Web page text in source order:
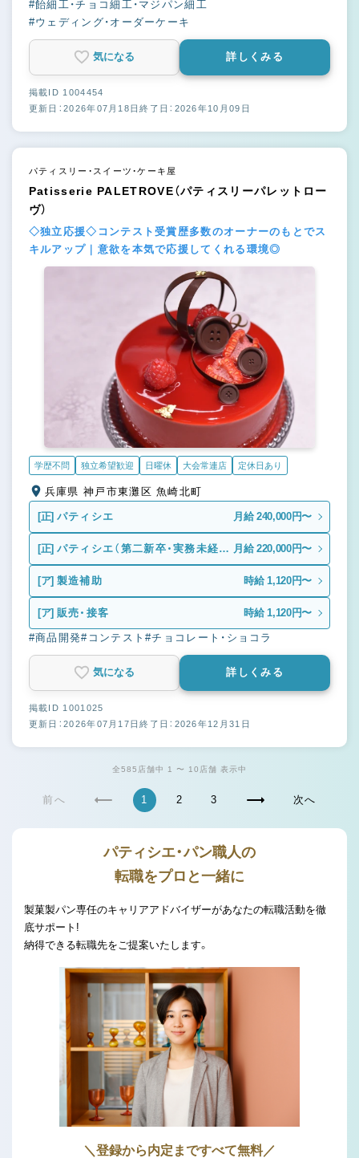
#飴細工・チョコ細工・マジパン細工
#ウェディング・オーダーケーキ
気になる 詳しくみる
掲載ID 1004454
更新日：2026年07月18日終了日：2026年10月09日
パティスリー・スイーツ・ケーキ屋
Patisserie PALETROVE（パティスリーパレットロー
ヴ）
◇独立応援◇コンテスト受賞歴多数のオーナーのもとでス
キルアップ｜意欲を本気で応援してくれる環境◎
学歴不問 独立希望歓迎 日曜休 大会常連店 定休日あり
兵庫県 神戸市東灘区 魚崎北町
[正] パティシエ 月給 240,000円〜
[正] パティシエ（第二新卒・実務未経
験）
月給 220,000円〜
[ア] 製造補助 時給 1,120円〜
[ア] 販売・接客 時給 1,120円〜
#商品開発#コンテスト#チョコレート・ショコラ
気になる 詳しくみる
掲載ID 1001025
更新日：2026年07月17日終了日：2026年12月31日
全585店舗中 1 〜 10店舗 表示中
前へ 1 2 3 次へ
パティシエ・パン職人の
転職をプロと一緒に
製菓製パン専任のキャリアアドバイザーがあなたの転職活動を徹
底サポート!
納得できる転職先をご提案いたします。
＼登録から内定まですべて無料／